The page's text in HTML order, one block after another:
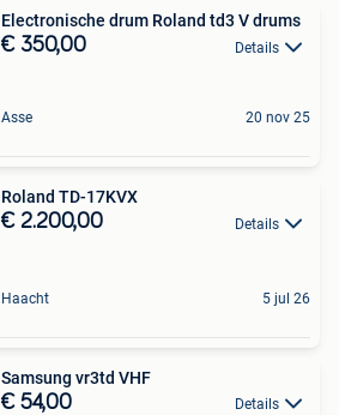
Electronische drum Roland td3 V drums
€ 350,00 Details
Asse 20 nov 25
Roland TD-17KVX
€ 2.200,00 Details
Haacht 5 jul 26
Samsung vr3td VHF
€ 54,00 Details